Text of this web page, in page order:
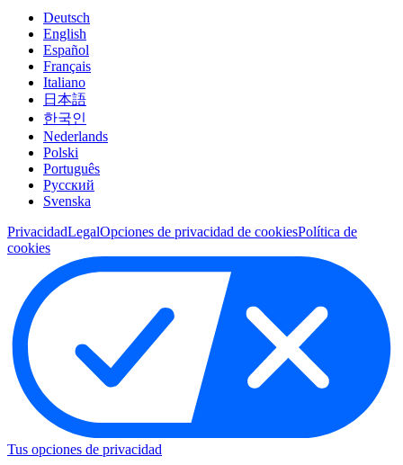
Deutsch
English
Español
Français
Italiano
日本語
한국인
Nederlands
Polski
Português
Pусский
Svenska
PrivacidadLegalOpciones de privacidad de cookiesPolítica de
cookies
Tus opciones de privacidad